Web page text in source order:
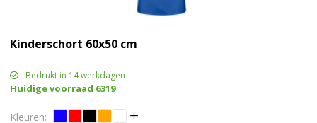
Kinderschort 60x50 cm
Bedrukt in 14 werkdagen
Huidige voorraad 6319